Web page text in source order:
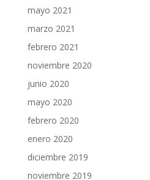
mayo 2021
marzo 2021
febrero 2021
noviembre 2020
junio 2020
mayo 2020
febrero 2020
enero 2020
diciembre 2019
noviembre 2019